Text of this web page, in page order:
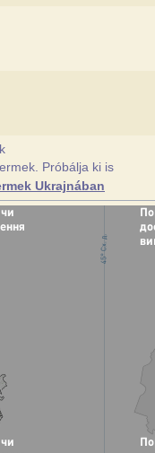
Próbálja ki is
Ukrajnában